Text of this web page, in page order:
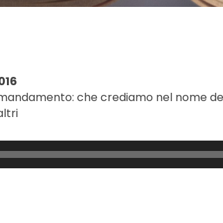
che crediamo nel nome